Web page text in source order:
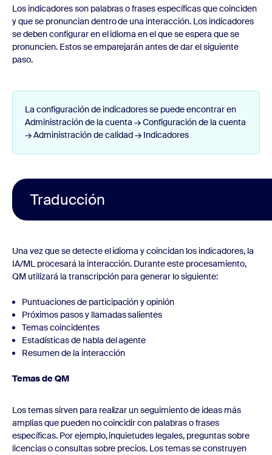
Los indicadores son palabras o frases específicas que coinciden
y que se pronuncian dentro de una interacción. Los indicadores
se deben configurar en el idioma en el que se espera que se
pronuncien. Estos se emparejarán antes de dar el siguiente
paso.
La configuración de indicadores se puede encontrar en
Administración de la cuenta → Configuración de la cuenta
→ Administración de calidad → Indicadores
Traducción
Una vez que se detecte el idioma y coincidan los indicadores, la
IA/ML procesará la interacción. Durante este procesamiento,
QM utilizará la transcripción para generar lo siguiente:
Puntuaciones de participación y opinión
Próximos pasos y llamadas salientes
Temas coincidentes
Estadísticas de habla del agente
Resumen de la interacción
Temas de QM
Los temas sirven para realizar un seguimiento de ideas más
amplias que pueden no coincidir con palabras o frases
específicas. Por ejemplo, inquietudes legales, preguntas sobre
licencias o consultas sobre precios. Los temas se construyen